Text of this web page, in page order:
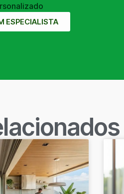
ESPECIALISTA